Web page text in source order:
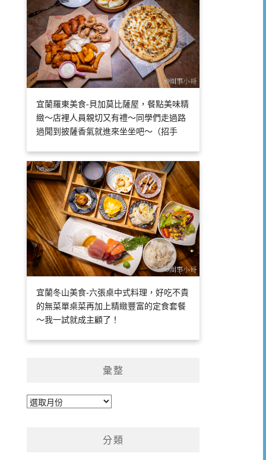
宜蘭羅東美食-貝加莫比薩屋，餐點美味精
緻～店裡人員親切又有禮～同學們走過路
過聞到披薩香氣就進來坐坐吧～（招手
宜蘭冬山美食-六張桌中式料理，好吃不貴
的無菜單桌菜再加上精緻豐富的定食套餐
～我一試就成主顧了！
彙整
彙
分類